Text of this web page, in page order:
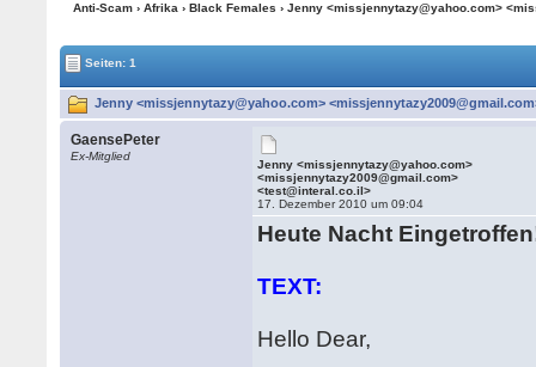
Anti-Scam› Afrika › Black Females › Jenny <missjennytazy@yahoo.com>
Seiten: 1
Jenny <missjennytazy@yahoo.com>
GaensePeter
Ex-Mitglied
Jenny <missjennytazy@yahoo.com>
<missjennytazy2009@gmail.com>
<test@interal.co.il>
17. Dezember 2010 um 09:04
Heute Nacht
TEXT:
Hello Dear,